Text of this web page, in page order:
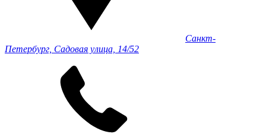
Санкт-
Петербург, Садовая улица, 14/52